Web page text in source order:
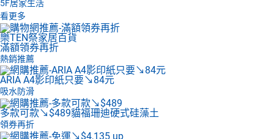
5F居家生活
看更多
樂TEN祭家居百貨
滿額領券再折
熱銷推薦
ARIA A4影印紙只要↘84元
吸水防滑
多款可款↘$489貓福珊迪硬式硅藻土
領券再折